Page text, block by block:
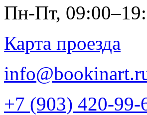
Пн-Пт,
Карта проезда
+7 (903) 420-99-